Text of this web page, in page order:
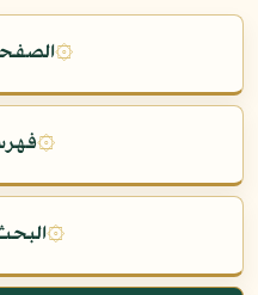
۞
۞
۞